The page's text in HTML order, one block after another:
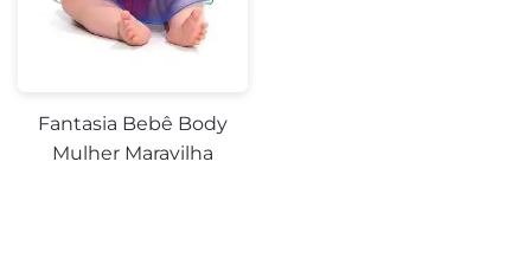
Fantasia Bebê Body
Mulher Maravilha